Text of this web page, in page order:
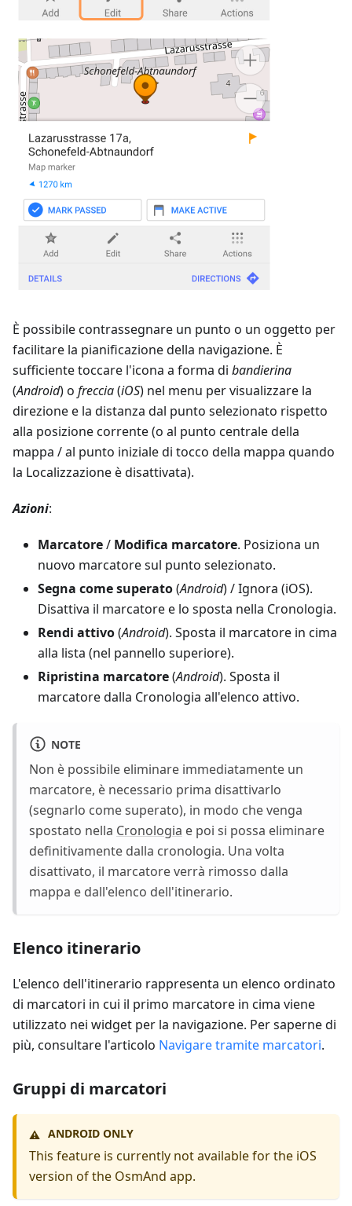
È possibile contrassegnare un punto o un oggetto per
facilitare la pianificazione della navigazione. È
sufficiente toccare l'icona a forma di bandierina
(Android) o freccia(iOS) nel menu per visualizzare la
direzione e la distanza dal punto selezionato rispetto
alla posizione corrente (o al punto centrale della
mappa / al punto iniziale di tocco della mappa quando
la Localizzazione è disattivata).
Azioni:
Marcatore/ Modifica marcatore. Posiziona un
nuovo marcatore sul punto selezionato.
Segna come superato(Android) / Ignora (iOS).
Disattiva il marcatore e lo sposta nella Cronologia.
Rendi attivo(Android). Sposta il marcatore in cima
alla lista (nel pannello superiore).
Ripristina marcatore(Android). Sposta il
marcatore dalla Cronologia all'elenco attivo.
NOTE
Non è possibile eliminare immediatamente un
marcatore, è necessario prima disattivarlo
(segnarlo come superato), in modo che venga
spostato nella Cronologia e poi si possa eliminare
definitivamente dalla cronologia. Una volta
disattivato, il marcatore verrà rimosso dalla
mappa e dall'elenco dell'itinerario.
Elenco itinerario
L'elenco dell'itinerario rappresenta un elenco ordinato
di marcatori in cui il primo marcatore in cima viene
utilizzato nei widget per la navigazione. Per saperne di
più, consultare l'articolo Navigare tramite marcatori.
Gruppi di marcatori
⚠️ ANDROID ONLY
This feature is currently not available for the iOS
version of the OsmAnd app.